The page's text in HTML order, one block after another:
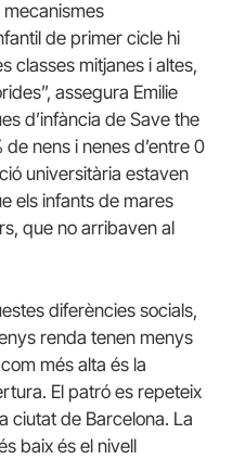
mecanismes
de primer cicle hi
classes mitjanes i altes,
assegura Emilie
d’infància de Save the
nens i nenes d’entre 0
universitària estaven
els infants de mares
que no arribaven al
diferències socials,
renda tenen menys
més alta és la
El patró es repeteix
ciutat de Barcelona. La
baix és el nivell